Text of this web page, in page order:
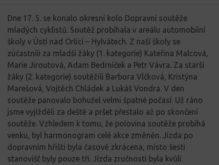
Dne 17. 5. se konalo okresní kolo Dopravní soutěže
mladých cyklistů. Soutěž probíhala v areálu automobilní
školy v Ústí nad Orlicí – Hylvátech. Z naší školy se
zúčastnili za mladší žáky (1. kategorie) Kateřina Malcová,
Marie Jiroutová, Adam Bedrníček a Petr Vávra. Za starší
žáky (2. kategorie) soutěžili Barbora Vlčková, Kristýna
Marešová, Vojtěch Chládek a Lukáš Vondra. V den
soutěže panovalo bohužel velmi špatné počasí. Už ráno
jsme vyjížděli za deště a pršet přestalo až po skončení
soutěže. Vzhledem k tomu, že polovina soutěže probíhá
venku, byl harmonogram celé akce změněn. Jízda po
dopravním hřišti byla časově zkrácena, místo šesti
stanovišť byly pouze tři. Jízda zručnosti byla kvůli